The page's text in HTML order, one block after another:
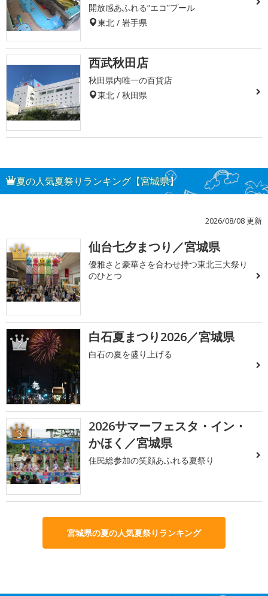
開放感あふれる“エコ”プール
東北 / 岩手県
西武秋田店
秋田県内唯一の百貨店
東北 / 秋田県
夏の人気夏祭りランキング【宮城県】
2026/08/08 更新
1 仙台七夕まつり／宮城県
優雅さと豪華さを合わせ持つ東北三大祭り
のひとつ
2 白石夏まつり2026／宮城県
白石の夏を盛り上げる
3
2026サマーフェスタ・イン・
かほく／宮城県
住民総参加の笑顔あふれる夏祭り
宮城県の夏の人気夏祭りランキング